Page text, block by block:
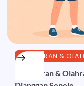
KEBUGARAN &
Kebugaran &